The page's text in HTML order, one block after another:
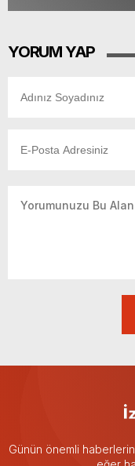
YORUM YAP
Günün önemli